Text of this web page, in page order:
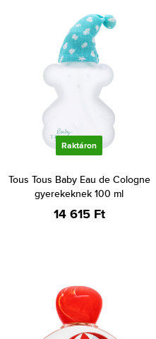
Raktáron
Tous Tous Baby Eau de Cologne
gyerekeknek 100 ml
14 615 Ft